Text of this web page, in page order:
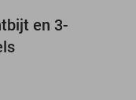
en 3-